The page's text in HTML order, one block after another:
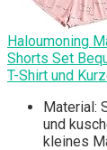
Haloumoning
Shorts Set
T-Shirt und
Material:
und
kleines